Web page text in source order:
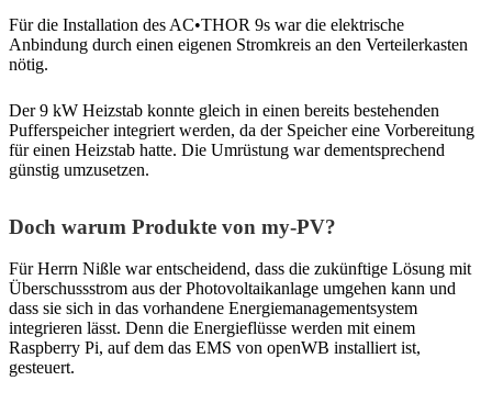
Für die Installation des AC•THOR 9s war die elektrische
Anbindung durch einen eigenen Stromkreis an den Verteilerkasten
nötig.
Der 9 kW Heizstab konnte gleich in einen bereits bestehenden
Pufferspeicher integriert werden, da der Speicher eine Vorbereitung
für einen Heizstab hatte. Die Umrüstung war dementsprechend
günstig umzusetzen.
Doch warum Produkte von my-PV?
Für Herrn Nißle war entscheidend, dass die zukünftige Lösung mit
Überschussstrom aus der Photovoltaikanlage umgehen kann und
dass sie sich in das vorhandene Energiemanagementsystem
integrieren lässt. Denn die Energieflüsse werden mit einem
Raspberry Pi, auf dem das EMS von openWB installiert ist,
gesteuert.